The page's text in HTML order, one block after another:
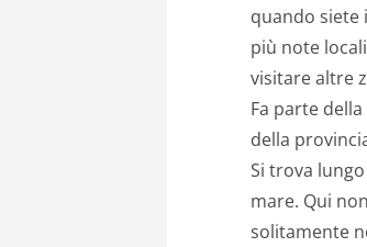
quando siete
più note
visitare altre
Fa parte
della
Si trova
mare. Qui
solitamente